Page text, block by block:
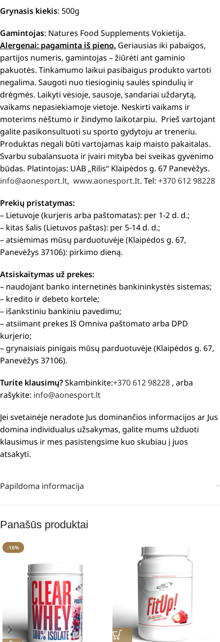
Grynasis kiekis: 500g
Gamintojas: Natures Food Supplements Vokietija.
Alergenai: pagaminta iš pieno. Geriausias iki pabaigos,
partijos numeris, gamintojas – žiūrėti ant gaminio
pakuotės. Tinkamumo laikui pasibaigus produkto vartoti
negalima. Saugoti nuo tiesioginių saulės spindulių ir
drėgmės. Laikyti vėsioje, sausoje, sandariai uždarytą,
vaikams nepasiekiamoje vietoje. Neskirti vaikams ir
moterims nėštumo ir žindymo laikotarpiu. Prieš vartojant
galite pasikonsultuoti su sporto gydytoju ar treneriu.
Produktas negali būti vartojamas kaip maisto pakaitalas.
Svarbu subalansuota ir įvairi mityba bei sveikas gyvenimo
būdas. Platintojas: UAB „Rilis“ Klaipėdos g. 67 Panevèžys.
info@aonesport.lt, www.aonesport.It. Tel: +370 612 98228
Prekių pristatymas:
– Lietuvoje (kurjeris arba paštomatas): per 1-2 d. d.;
– kitas šalis (Lietuvos paštas): per 5-14 d. d.;
– atsiėmimas mūsų parduotuvėje (Klaipėdos g. 67,
Panevėžys 37106): pirkimo dieną.
Atsiskaitymas už prekes:
– naudojant banko internetinės bankininkystės sistemas;
– kredito ir debeto kortele;
– išankstiniu bankiniu pavedimu;
– atsiimant prekes Iš Omniva paštomato arba DPD
kurjerio;
– grynaisiais pinigais mūsų parduotuvėje (Klaipėdos g. 67,
Panevėžys 37106).
Turite klausimų?Skambinkite:+370 612 98228 , arba
rašykite: info@aonesport.lt
Jei svetainėje neradote Jus dominančios informacijos ar Jus
domina individualus užsakymas, galite mums užduoti
klausimus ir mes pasistengsime kuo skubiau į juos
atsakyti.
Papildoma informacija
Panašūs produktai
-16%